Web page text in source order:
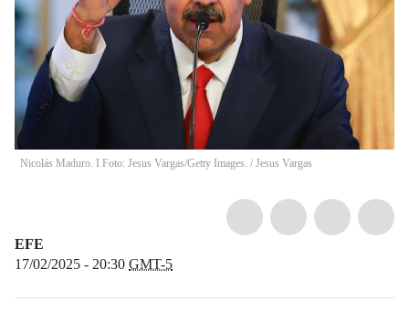
Nicolás Maduro. I Foto: Jesus Vargas/Getty Images. / Jesus Vargas
EFE
17/02/2025 - 20:30 GMT-5